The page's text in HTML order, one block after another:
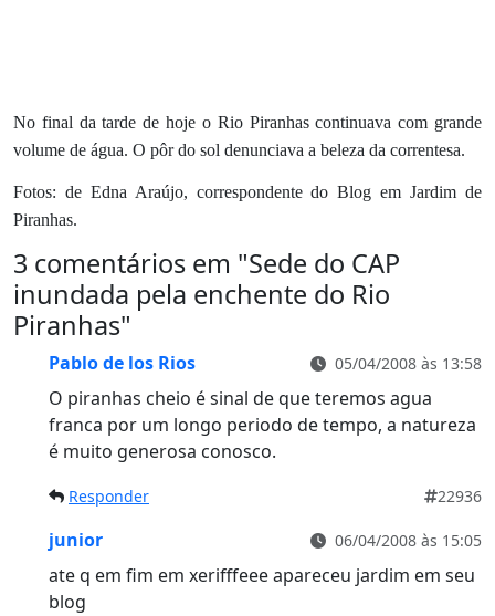
No final da tarde de hoje o Rio Piranhas continuava com grande
volume de água. O pôr do sol denunciava a beleza da correntesa.
Fotos: de Edna Araújo, correspondente do Blog em Jardim de
Piranhas.
3 comentários em "Sede do CAP
inundada pela enchente do Rio
Piranhas"
Pablo de los Rios 05/04/2008 às 13:58
O piranhas cheio é sinal de que teremos agua
franca por um longo periodo de tempo, a natureza
é muito generosa conosco.
Responder 22936
junior 06/04/2008 às 15:05
ate q em fim em xerifffeee apareceu jardim em seu
blog